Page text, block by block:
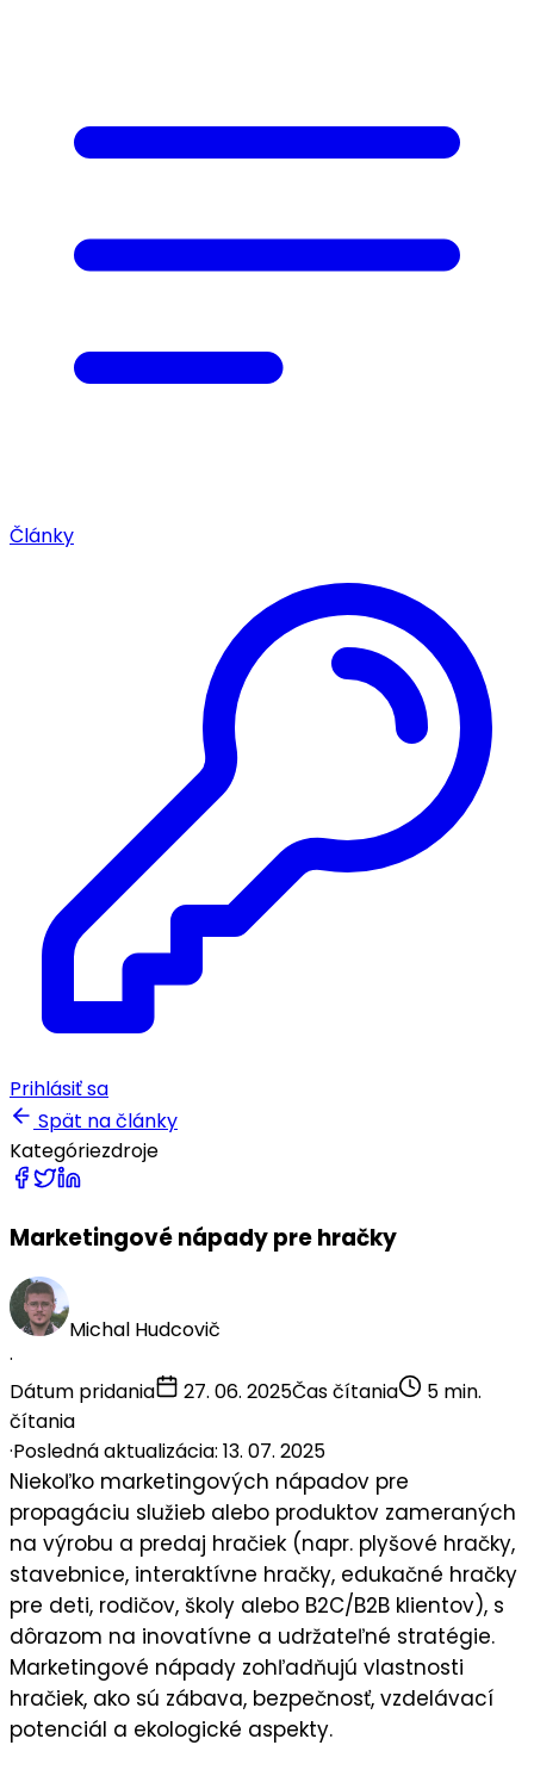
Články
Prihlásiť sa
Spät na články
Kategóriezdroje
Marketingové nápady pre hračky
Michal Hudcovič
·
Dátum pridania
27. 06. 2025Čas čítania
5 min.
čítania
·Posledná aktualizácia: 13. 07. 2025
Niekoľko marketingových nápadov pre
propagáciu služieb alebo produktov zameraných
na výrobu a predaj hračiek (napr. plyšové hračky,
stavebnice, interaktívne hračky, edukačné hračky
pre deti, rodičov, školy alebo B2C/B2B klientov), s
dôrazom na inovatívne a udržateľné stratégie.
Marketingové nápady zohľadňujú vlastnosti
hračiek, ako sú zábava, bezpečnosť, vzdelávací
potenciál a ekologické aspekty.